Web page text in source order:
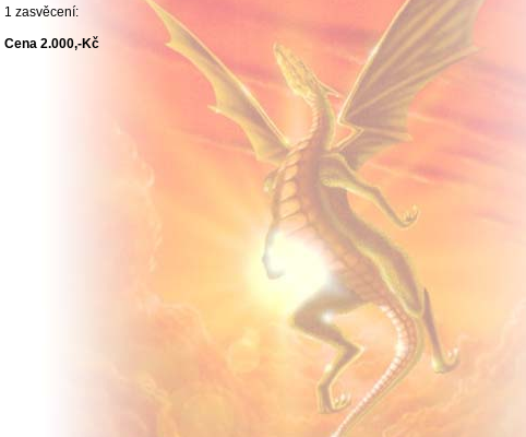
1 zasvěcení:
Cena 2.000,-Kč